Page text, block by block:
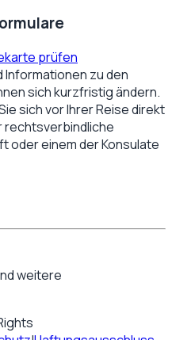
prüfen
Informationen zu den
sich kurzfristig ändern.
sich vor Ihrer Reise direkt
rechtsverbindliche
oder einem der Konsulate
weitere